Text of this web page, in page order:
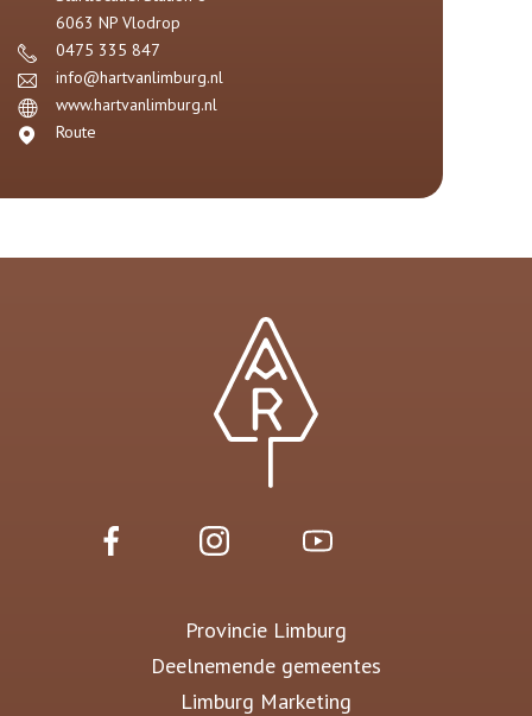
6063 NP Vlodrop
0475 335 847
info@hartvanlimburg.nl
www.hartvanlimburg.nl
Route
Provincie Limburg
Deelnemende gemeentes
Limburg Marketing